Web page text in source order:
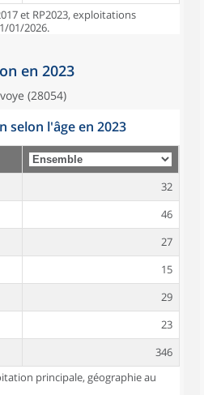
et RP2023, exploitations
01/2026.
en 2023
(28054)
selon l'âge en 2023
32
46
27
15
29
23
346
principale, géographie au